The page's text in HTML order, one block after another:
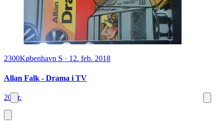
2300København S · 12. feb. 2018
Allan Falk - Drama i TV
20 kr.